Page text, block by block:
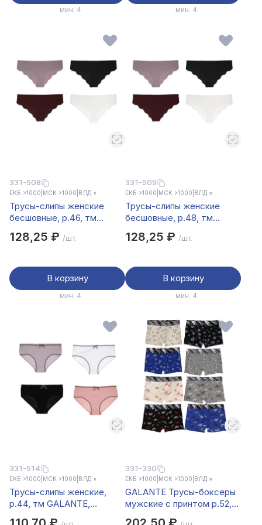
мин. 4 мин. 4
331-508
ЕКБ >1000 МСК >1000 ВЛД ×
Трусы-слипы женские
бесшовные, р.46, тм
15%спандекс, цвета в ас-
128,25 ₽ /шт.
В корзину
мин. 4
331-509
ЕКБ >1000 МСК >1000 ВЛД ×
Трусы-слипы женские
бесшовные, р.48, тм
15%спандекс, цвета в ас-
128,25 ₽ /шт.
В корзину
мин. 4
331-514
ЕКБ >1000 МСК >1000 ВЛД ×
Трусы-слипы женские,
р.44, тм GALANTE,
331-330
ЕКБ >1000 МСК >1000 ВЛД ×
GALANTE Трусы-боксеры
мужские с принтом р.52,